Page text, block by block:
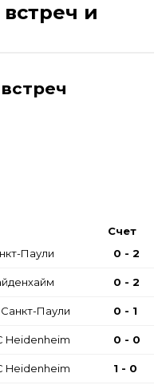
и
Счет
Паули 0 - 2
0 - 2
Паули 0 - 1
Heidenheim 0 - 0
Heidenheim 1 - 0